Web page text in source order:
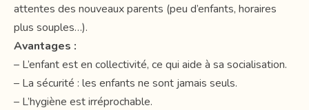
attentes des nouveaux parents (peu d’enfants, horaires
plus souples…).
Avantages :
– L’enfant est en collectivité, ce qui aide à sa socialisation.
– La sécurité : les enfants ne sont jamais seuls.
– L’hygiène est irréprochable.